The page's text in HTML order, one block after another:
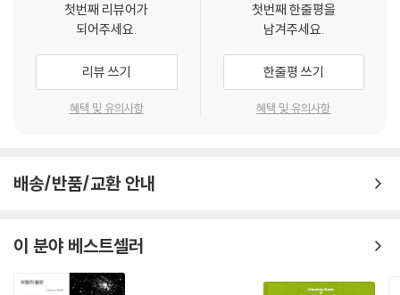
침묵하지 않을 것임을 약속하는 일이 될 수도 있다. 우리가 기억하지 않는
다면 누가 이웃과 친구가 당하는 불의한 일에 나서겠는가. 모두가 침묵하
는 사회는 도대체 어떤 사회일까? 이 글은 식민지, 근대를 살아간 한 여학
생이 침묵하지 않은 것에 대해 고마움을 담아 쓴 글이다.
첫번째 리뷰어가
되어주세요.
리뷰 쓰기
혜택 및 유의사항
첫번째 한줄평을
남겨주세요.
한줄평 쓰기
혜택 및 유의사항
배송/반품/교환 안내
이 분야 베스트셀러